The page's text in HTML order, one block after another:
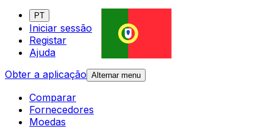
PT
Iniciar sessão
Registar
Ajuda
Obter a aplicação Alternar menu
Comparar
Fornecedores
Moedas